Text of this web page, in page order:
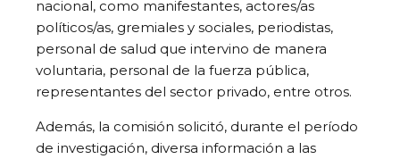
nacional, como manifestantes, actores/as
políticos/as, gremiales y sociales, periodistas,
personal de salud que intervino de manera
voluntaria, personal de la fuerza pública,
representantes del sector privado, entre otros.
Además, la comisión solicitó, durante el período
de investigación, diversa información a las